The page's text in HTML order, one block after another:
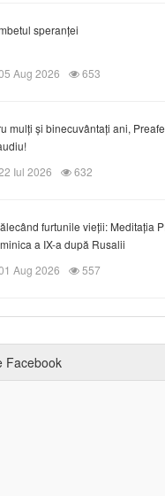
speranței
Aug 2026 653
mulți și binecuvântați ani,
Iul 2026
632
furtunile vieții: Meditația
a IX-a după Rusalii
Aug 2026
557
Facebook